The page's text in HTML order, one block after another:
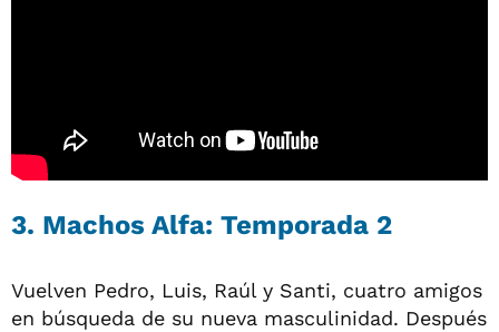
3. Machos Alfa: Temporada 2
Vuelven Pedro, Luis, Raúl y Santi, cuatro amigos
en búsqueda de su nueva masculinidad. Después